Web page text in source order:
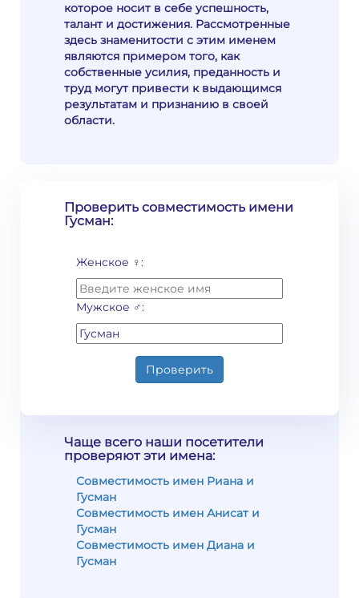
которое носит в себе успешность,
талант и достижения. Рассмотренные
здесь знаменитости с этим именем
являются примером того, как
собственные усилия, преданность и
труд могут привести к выдающимся
результатам и признанию в своей
области.
Проверить совместимость имени
Гусман:
Женское ♀:
Мужское ♂:
Проверить
Чаще всего наши посетители
проверяют эти имена:
Совместимость имен Риана и
Гусман
Совместимость имен Анисат и
Гусман
Совместимость имен Диана и
Гусман